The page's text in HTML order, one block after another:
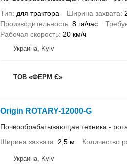
Тип
для трактора Ширина захвата
Производительность 8 га/час
Рабочая скорость 20 км/ч
Украина, Kyiv
ТОВ «ФЕРМ Є»
Origin ROTARY-12000-G
Почвообрабатывающая техника -
Ширина захвата
2,5 м Количество
Украина, Kyiv